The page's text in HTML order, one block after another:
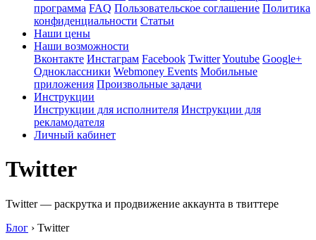
программа FAQ Пользовательское соглашение Политика
конфиденциальности Статьи
Наши цены
Наши возможности
Вконтакте Инстаграм Facebook TwitterYoutube Google+
Одноклассники Webmoney Events Мобильные
приложения Произвольные задачи
Инструкции
Инструкции для исполнителя Инструкции для
рекламодателя
Личный кабинет
Twitter
Twitter — раскрутка и продвижение аккаунта в твиттере
Блог › Twitter